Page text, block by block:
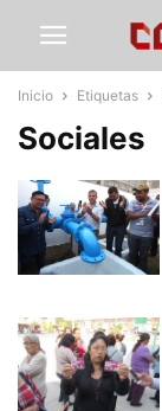
Inicio Etiquetas
Sociales